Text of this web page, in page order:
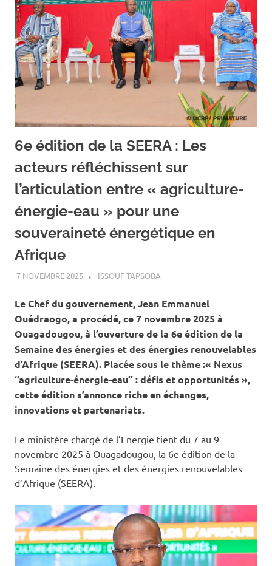
6e édition de la SEERA : Les
acteurs réfléchissent sur
l’articulation entre « agriculture-
énergie-eau » pour une
souveraineté énergétique en
Afrique
7 NOVEMBRE 2025 ISSOUF TAPSOBA
Le Chef du gouvernement, Jean Emmanuel
Ouédraogo, a procédé, ce 7 novembre 2025 à
Ouagadougou, à l’ouverture de la 6e édition de la
Semaine des énergies et des énergies renouvelables
d’Afrique (SEERA). Placée sous le thème :« Nexus
‘’agriculture-énergie-eau’’ : défis et opportunités »,
cette édition s’annonce riche en échanges,
innovations et partenariats.
‎‎Le ministère chargé de l’Energie tient du 7 au 9
novembre 2025 à Ouagadougou, la 6e édition de la
Semaine des énergies et des énergies renouvelables
d’Afrique (SEERA).